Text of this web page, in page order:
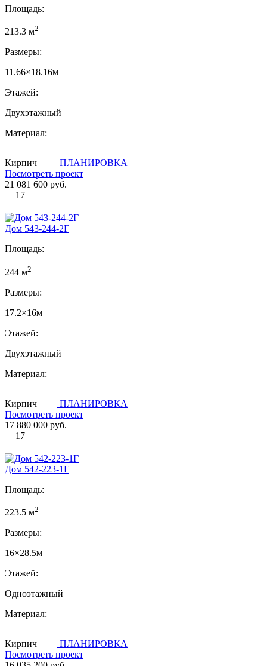
Площадь:
213.3 м2
Размеры:
11.66×18.16м
Этажей:
Двухэтажный
Материал:
Кирпич
ПЛАНИРОВКА
Посмотреть проект
21 081 600 руб.
17
Дом 543-244-2Г
Площадь:
244 м2
Размеры:
17.2×16м
Этажей:
Двухэтажный
Материал:
Кирпич
ПЛАНИРОВКА
Посмотреть проект
17 880 000 руб.
17
Дом 542-223-1Г
Площадь:
223.5 м2
Размеры:
16×28.5м
Этажей:
Одноэтажный
Материал:
Кирпич
ПЛАНИРОВКА
Посмотреть проект